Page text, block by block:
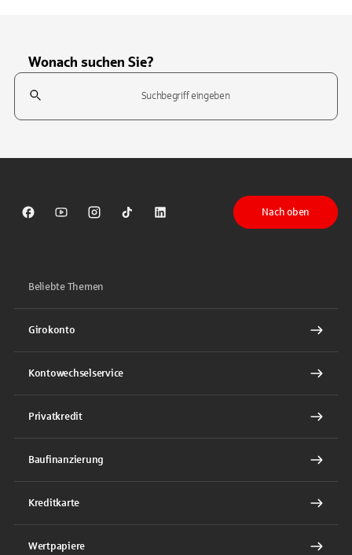
Wonach suchen Sie?
Suchfeld
Sparkasse auf Facebook
Sparkasse auf Youtube
Sparkasse auf Instagram
Sparkasse auf TikTok
Sparkasse auf LinkedIn
Nach oben
Beliebte Themen
Girokonto
Kontowechselservice
Privatkredit
Baufinanzierung
Kreditkarte
Wertpapiere